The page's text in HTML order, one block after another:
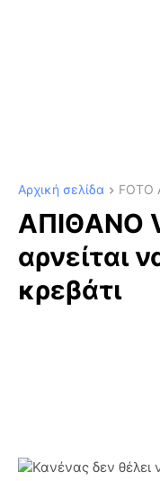
Αρχική σελίδα
ΑΠΙΘΑΝΟ
αρνείται
κρεβάτι
Κανένας δεν θέλει